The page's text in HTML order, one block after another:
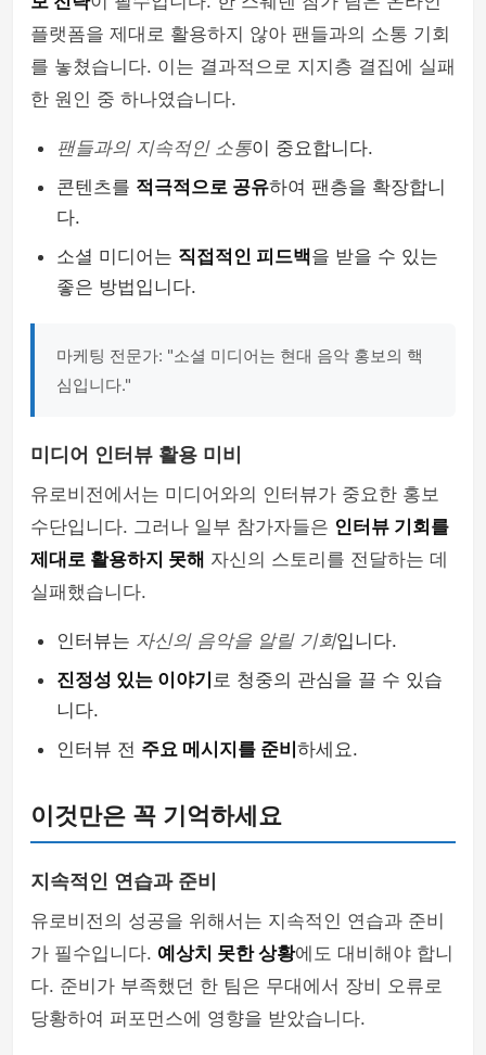
플랫폼을 제대로 활용하지 않아 팬들과의 소통 기회
를 놓쳤습니다. 이는 결과적으로 지지층 결집에 실패
한 원인 중 하나였습니다.
팬들과의 지속적인 소통이 중요합니다.
콘텐츠를 적극적으로 공유하여 팬층을 확장합니
다.
소셜 미디어는 직접적인 피드백을 받을 수 있는
좋은 방법입니다.
마케팅 전문가: "소셜 미디어는 현대 음악 홍보의 핵
심입니다."
미디어 인터뷰 활용 미비
유로비전에서는 미디어와의 인터뷰가 중요한 홍보
수단입니다. 그러나 일부 참가자들은 인터뷰 기회를
제대로 활용하지 못해 자신의 스토리를 전달하는 데
실패했습니다.
인터뷰는 자신의 음악을 알릴 기회입니다.
진정성 있는 이야기 로 청중의 관심을 끌 수 있습
니다.
인터뷰 전 주요 메시지를 준비 하세요.
이것만은 꼭 기억하세요
지속적인 연습과 준비
유로비전의 성공을 위해서는 지속적인 연습과 준비
가 필수입니다. 예상치 못한 상황에도 대비해야 합니
다. 준비가 부족했던 한 팀은 무대에서 장비 오류로
당황하여 퍼포먼스에 영향을 받았습니다.